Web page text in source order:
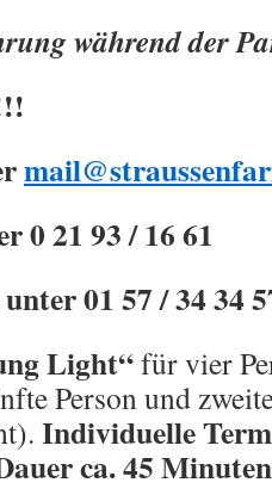
während der
0 21 93 / 16 61
01 57 / 34 34
Light“für vier
Person und
Individuelle
ca. 45 Minuten